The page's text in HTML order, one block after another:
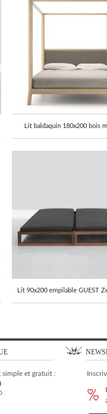
Lit baldaquin 180x200 bois
Lit 90x200 empilable GUEST
simple et gratuit :